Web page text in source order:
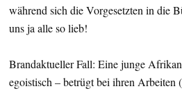
während sich die Vorgesetzten in die
uns ja alle so lieb!
Brandaktueller Fall: Eine junge
egoistisch – betrügt bei ihren Arbeiten